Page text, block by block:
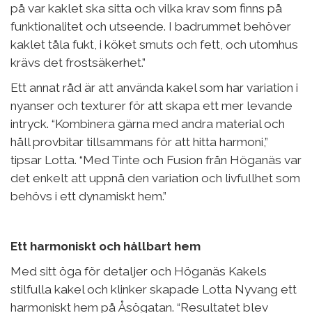
på var kaklet ska sitta och vilka krav som finns på
funktionalitet och utseende. I badrummet behöver
kaklet tåla fukt, i köket smuts och fett, och utomhus
krävs det frostsäkerhet.”
Ett annat råd är att använda kakel som har variation i
nyanser och texturer för att skapa ett mer levande
intryck. “Kombinera gärna med andra material och
håll provbitar tillsammans för att hitta harmoni,”
tipsar Lotta. “Med Tinte och Fusion från Höganäs var
det enkelt att uppnå den variation och livfullhet som
behövs i ett dynamiskt hem.”
Ett harmoniskt och hållbart hem
Med sitt öga för detaljer och Höganäs Kakels
stilfulla kakel och klinker skapade Lotta Nyvang ett
harmoniskt hem på Åsögatan. “Resultatet blev